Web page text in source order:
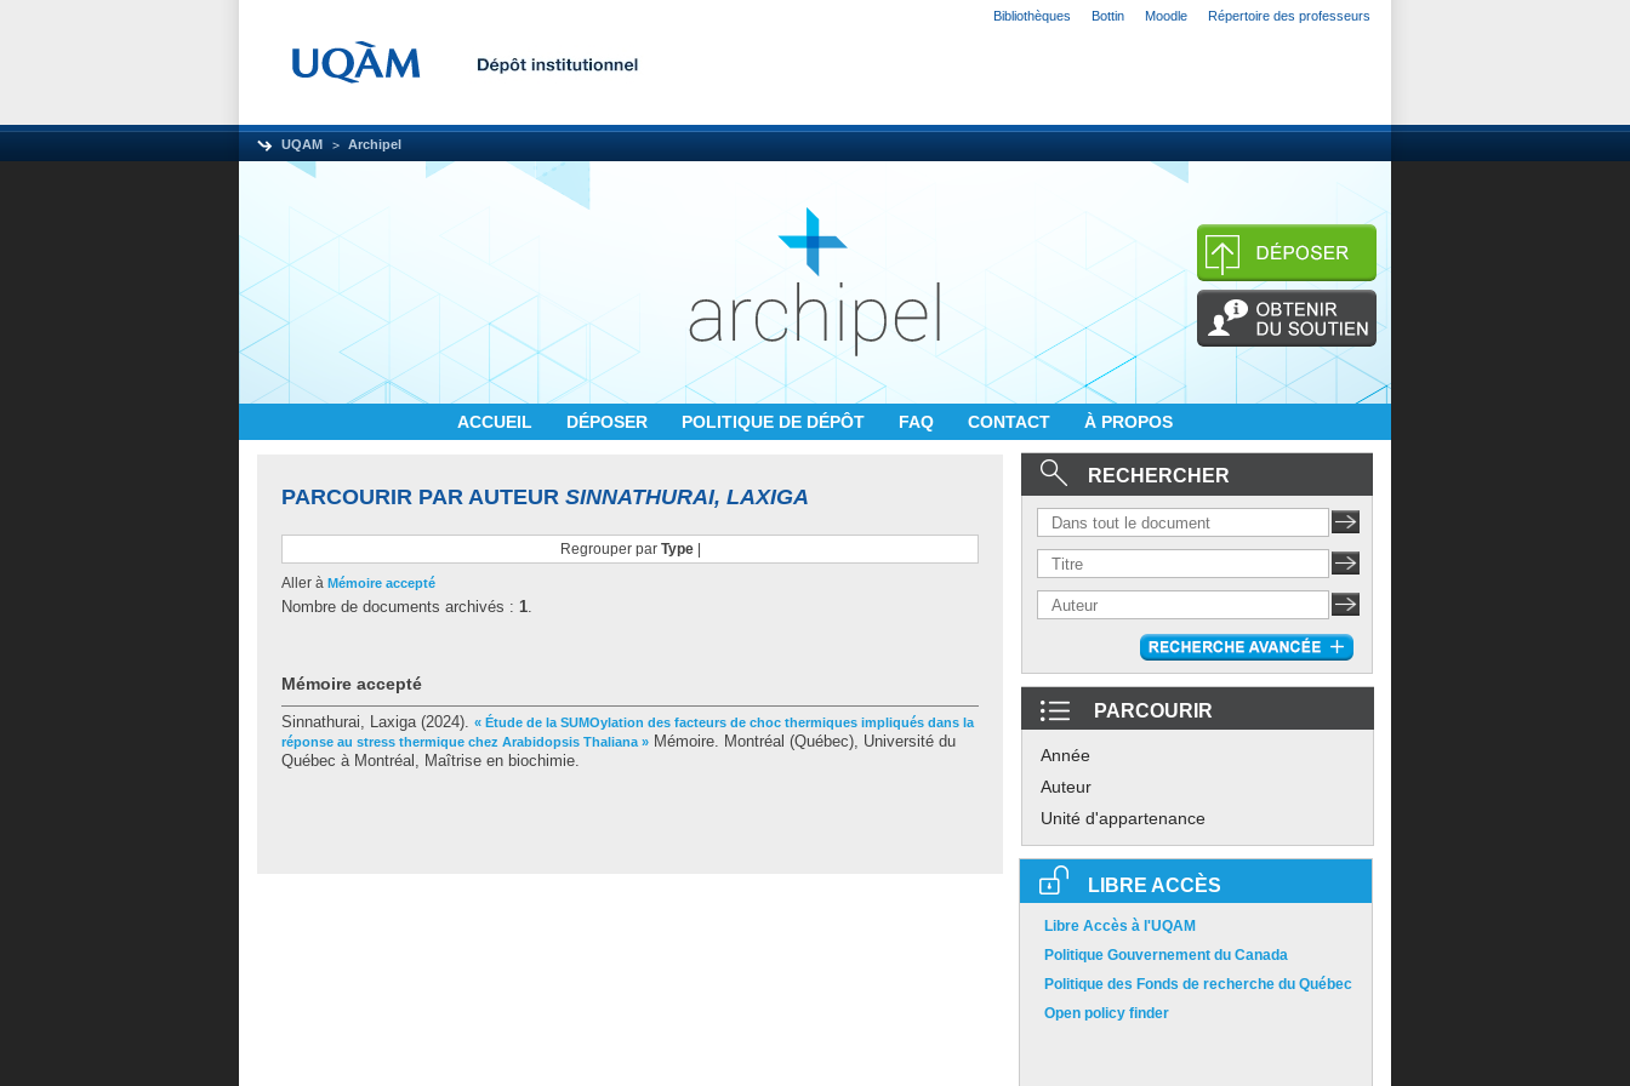
Bibliothèques Bottin Moodle Répertoire des professeurs
UQAM Archipel
ACCUEIL DÉPOSER POLITIQUE DE DÉPÔT FAQ CONTACT À PROPOS
PARCOURIR PAR AUTEUR SINNATHURAI, LAXIGA
Regrouper par Type|
Aller à Mémoire accepté
Nombre de documents archivés : 1.
Mémoire accepté
Sinnathurai, Laxiga(2024). « Étude de la SUMOylation des facteurs de choc thermiques impliqués dans la
réponse au stress thermique chez Arabidopsis Thaliana » Mémoire. Montréal (Québec), Université du
Québec à Montréal, Maîtrise en biochimie.
RECHERCHER
PARCOURIR
Année
Auteur
Unité d'appartenance
LIBRE ACCÈS
Libre Accès à l'UQAM
Politique Gouvernement du Canada
Politique des Fonds de recherche du Québec
Open policy finder